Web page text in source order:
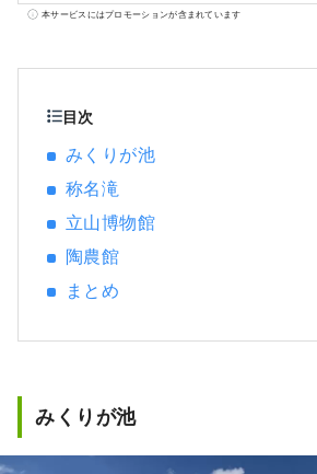
ム」、「みくりが池」な
車でのアクセス 富山駅―
富山駅―電鉄富山駅―五百
駅 富山地方鉄道の電鉄富
10分） 高井戸I.C→立山
JCT→立山I.C→立山駅（約5時
I.C→立山駅（約4時間50
本サービスにはプロモーションが含まれています
目次
みくりが池
称名滝
立山博物館
陶農館
まとめ
みくりが池